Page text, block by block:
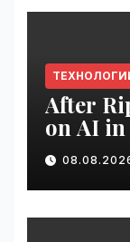
After
on AI